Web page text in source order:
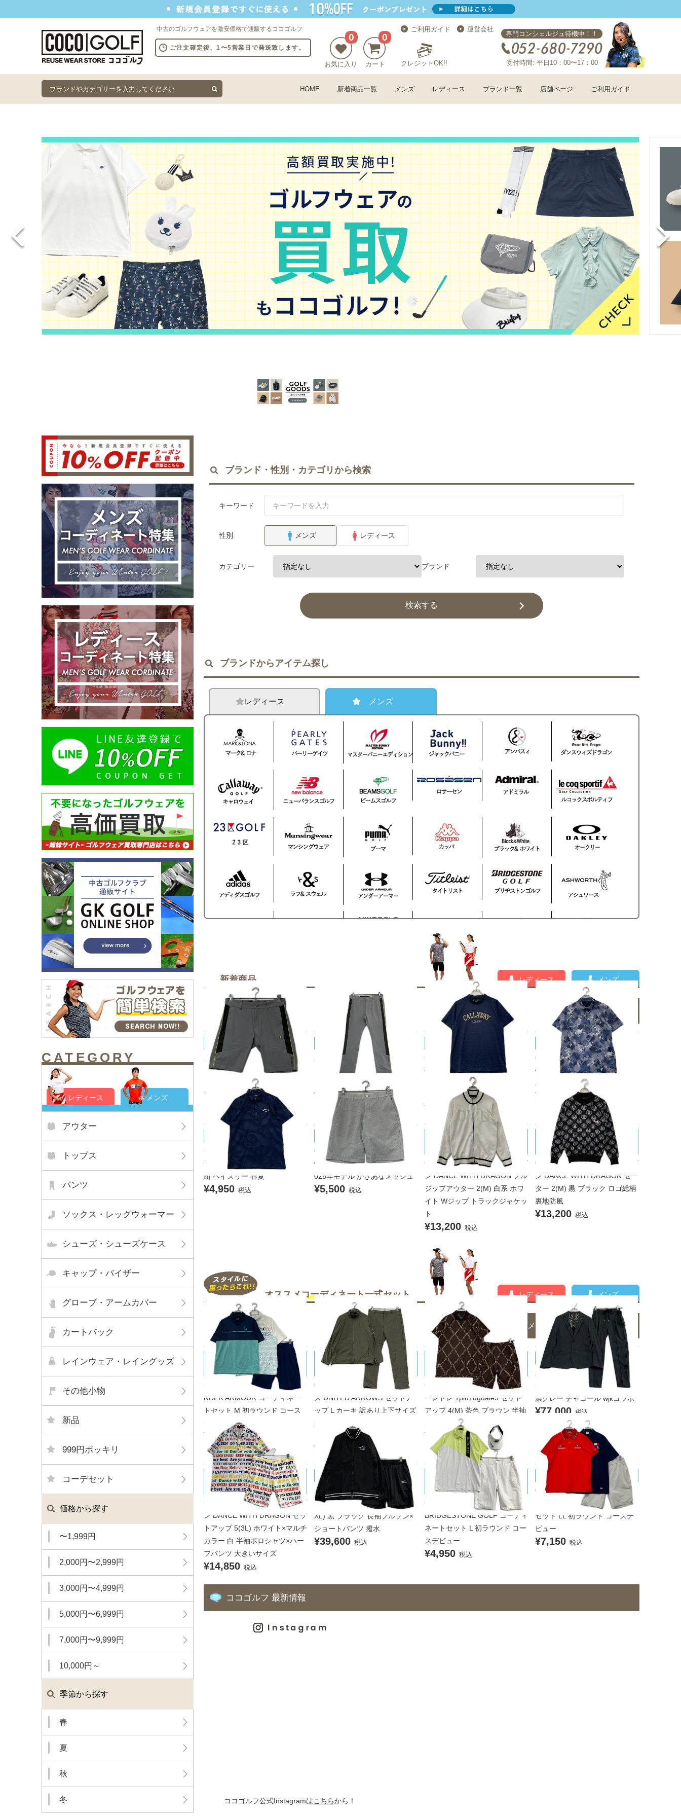
中古のゴルフウェアを激安価格で通販するココゴルフ
ご注文確定後、1〜5営業日で発送致します。
0
お気に入り
0
カート
ご利用ガイド 運営会社
クレジットOK!!
専門コンシェルジュ待機中！！
受付時間: 平日10：00〜17：00
HOME 新着商品一覧 メンズ レディース ブランド一覧 店舗ページ ご利用ガイド
CATEGORY
レディース メンズ
アウター
トップス
パンツ
ソックス・レッグウォーマー
シューズ・シューズケース
キャップ・バイザー
グローブ・アームカバー
カートバック
レインウェア・レイングッズ
その他小物
新品
999円ポッキリ
コーデセット
価格から探す
〜1,999円
2,000円〜2,999円
3,000円〜4,999円
5,000円〜6,999円
7,000円〜9,999円
10,000円～
季節から探す
春
夏
秋
冬
ブランド・性別・カテゴリから検索
キーワード
性別 メンズ レディース
カテゴリー ブランド
検索する
ブランドからアイテム探し
レディース メンズ
新着商品 レディース メンズ
メンズの新着商品一覧
SUB SEVENTY/サブセブンティ
未使用品 メンズ サブセブンティ
SUB SEVENTY ハーフパンツ L
¥2,970 税込
SUB SEVENTY/サブセブンティ
未使用品 メンズ サブセブンティ
SUB SEVENTY パンツ L グレー
ストレッチ サイドライン
¥5,500 税込
Callaway/キャロウェイ
中古 メンズ キャロウェイ Calla
way 半袖シャツ M ネイビー 紺
モックネック ストレッチ UV 冷
感
¥3,850 税込
Callaway/キャロウェイ
中古 メンズ キャロウェイ Calla
way 半袖ポロシャツ M ブルー系
花柄 総柄
¥4,950 税込
Callaway/キャロウェイ
中古 メンズ キャロウェイ Calla
way 半袖ポロシャツ M ネイビー
紺 ペイズリー 春夏
¥4,950 税込
Callaway/キャロウェイ
中古 メンズ キャロウェイ Calla
way ハーフパンツ M グレー系 2
025年モデル かざあなメッシュ
¥5,500 税込
DANCE WITH DRAGON/ダンスウ
ィズドラゴン
中古 メンズ ダンスウィズドラゴ
ン DANCE WITH DRAGON フル
ジップアウター 2(M) 白系 ホワ
イト Wジップ トラックジャケッ
ト
¥13,200 税込
DANCE WITH DRAGON/ダンスウ
ィズドラゴン
中古 メンズ ダンスウィズドラゴ
ン DANCE WITH DRAGON セー
ター 2(M) 黒 ブラック ロゴ総柄
裏地防風
¥13,200 税込
オススメコーディネート一式セット レディース メンズ
メンズのコーディネート一覧
UNDER ARMOUR/アンダーアーマ
中古 メンズ アンダーアーマー U
NDER ARMOUR コーディネー
トセット M 初ラウンド コース
デビュー
¥7,700 税込
UNITED ARROWS/ユナイテッドア
中古 メンズ ユナイテッドアロー
ズ UNITED ARROWS セットア
ップ L カーキ 訳あり上下サイズ
違いブルゾン×パンツ 防風 ヨコ
ストレッチ 撥水 透湿
¥17,600 税込
1PIU1UGUALE3/ウノピｭウノウグ
ァーレトレ
中古 メンズ ウノピュウノウグァ
ーレトレ 1piu1uguale3 セット
アップ 4(M) 茶色 ブラウン 半袖
ポロシャツ×ハーフパンツ
¥28,600 税込
muta MARINE/ムータマリン
未使用品 メンズ ムータマリン
muta MARINE セットアップ S
濃グレー チャコール wjkコラボ
¥77,000 税込
DANCE WITH DRAGON/ダンスウ
ィズドラゴン
中古 メンズ ダンスウィズドラゴ
ン DANCE WITH DRAGON セッ
トアップ 5(3L) ホワイト×マルチ
カラー 白 半袖ポロシャツ×ハー
フパンツ 大きいサイズ
¥14,850 税込
muta MARINE/ムータマリン
未使用品 メンズ ムータマリン
muta MARINE セットアップ 8(2
XL) 黒 ブラック 長袖ブルゾン×
ショートパンツ 撥水
¥39,600 税込
BRIDGESTONE GOLF/ブリヂスト
ンゴルフ
中古 メンズ ブリヂストンゴルフ
BRIDGESTONE GOLF コーディ
ネートセット L 初ラウンド コー
スデビュー
¥4,950 税込
le coq sportif/ルコックスポルティフ
中古 メンズ ルコックスポルティ
フ le coq sportif コーディネート
セット LL 初ラウンド コースデ
ビュー
¥7,150 税込
ココゴルフ 最新情報
ココゴルフ公式Instagramはこちらから！